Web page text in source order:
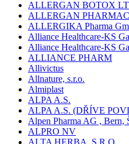
ALLERGAN BOTOX
ALLERGAN
ALLERGIKA Pharma
Alliance Healthcare-KS
Alliance Healthcare-KS
ALLIANCE PHARM
Allivictus
Allnature, s.r.o.
Almiplast
ALPA A.S.
ALPA A.S. (DŘÍVE
Alpen Pharma AG , Bern,
ALPRO NV
ALTA HERBA, S.R.O.